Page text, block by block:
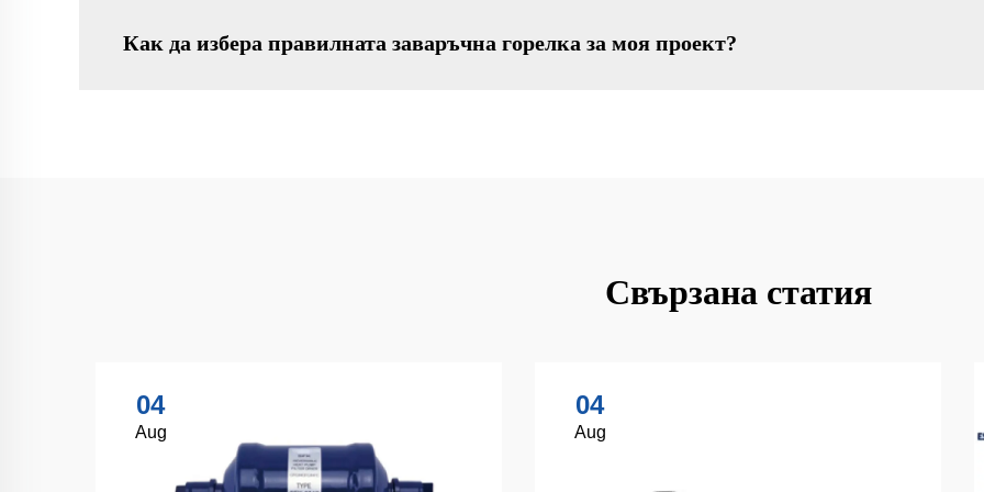
Как да избера правилната заваръчна горелка за моя проект?
Свързана статия
04
Aug
04
Aug